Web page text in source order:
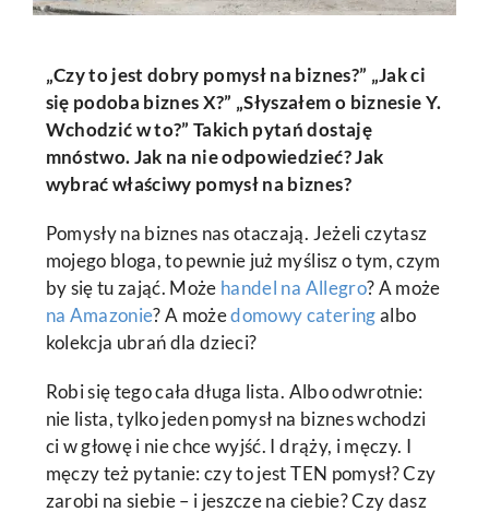
„Czy to jest dobry pomysł na biznes?” „Jak ci
się podoba biznes X?” „Słyszałem o biznesie Y.
Wchodzić w to?” Takich pytań dostaję
mnóstwo. Jak na nie odpowiedzieć? Jak
wybrać właściwy pomysł na biznes?
Pomysły na biznes nas otaczają. Jeżeli czytasz
mojego bloga, to pewnie już myślisz o tym, czym
by się tu zająć. Może handel na Allegro? A może
na Amazonie? A możedomowy cateringalbo
kolekcja ubrań dla dzieci?
Robi się tego cała długa lista. Albo odwrotnie:
nie lista, tylko jeden pomysł na biznes wchodzi
ci w głowę i nie chce wyjść. I drąży, i męczy. I
męczy też pytanie: czy to jest TEN pomysł? Czy
zarobi na siebie – i jeszcze na ciebie? Czy dasz